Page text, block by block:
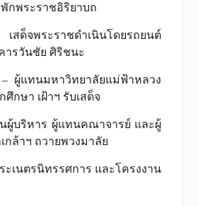
ะราชอิริยาบถ
จพระราชดำเนินโดยรถยนต์
ารวันชัย ศิริชนะ
วิทยาลัยแม่ฟ้าหลวง
กษา เฝ้าฯ รับเสด็จ
าร ผู้แทนคณาจารย์ และผู้
ล้าฯ ถวายพวงมาลัย
รนิทรรศการ และโครงงาน